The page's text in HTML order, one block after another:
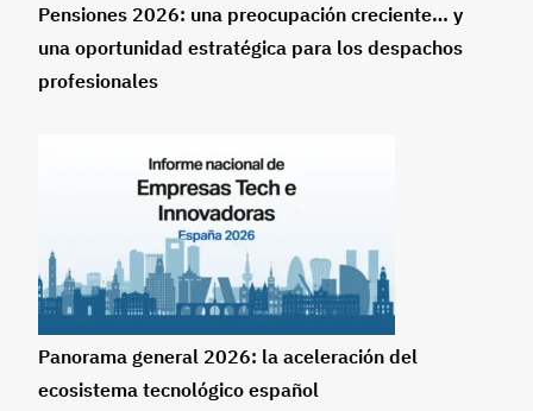
Pensiones 2026: una preocupación creciente… y
una oportunidad estratégica para los despachos
profesionales
Panorama general 2026: la aceleración del
ecosistema tecnológico español